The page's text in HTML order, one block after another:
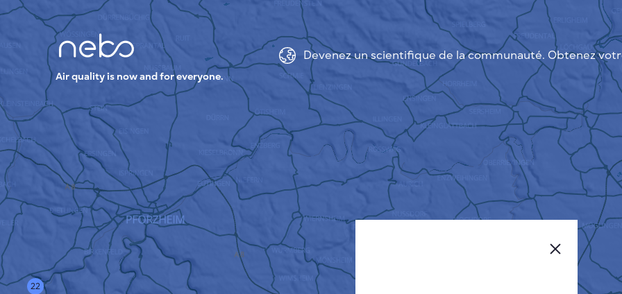
Air quality is now and for everyone.
Devenez un scientifique de la communauté. Obtenez
22